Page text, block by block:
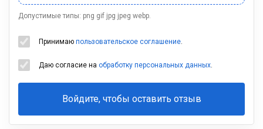
Допустимые типы: png gif jpg jpeg webp.
Принимаю пользовательское соглашение.
Даю согласие на обработку персональных данных.
Войдите, чтобы оставить отзыв
Ваша